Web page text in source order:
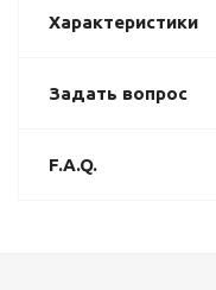
Характеристики
Задать вопрос
F.A.Q.